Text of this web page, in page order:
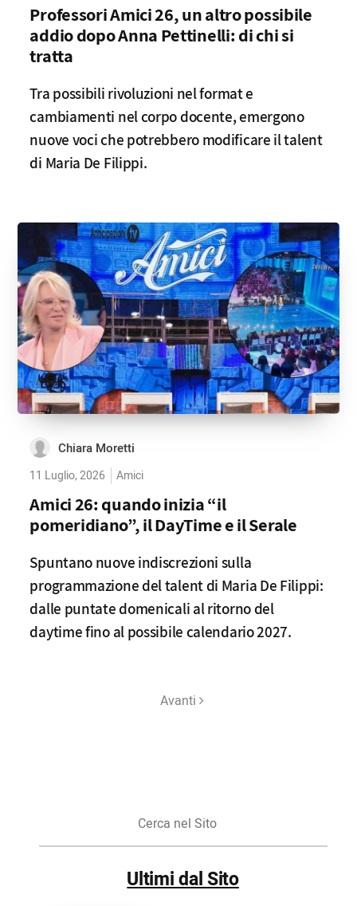
Professori Amici 26, un altro possibile
addio dopo Anna Pettinelli: di chi si
tratta
Tra possibili rivoluzioni nel format e
cambiamenti nel corpo docente, emergono
nuove voci che potrebbero modificare il talent
di Maria De Filippi.
Chiara Moretti
11 Luglio, 2026 Amici
Amici 26: quando inizia “il
pomeridiano”, il DayTime e il Serale
Spuntano nuove indiscrezioni sulla
programmazione del talent di Maria De Filippi:
dalle puntate domenicali al ritorno del
daytime fino al possibile calendario 2027.
Avanti
Sito
Ultimi dal Sito